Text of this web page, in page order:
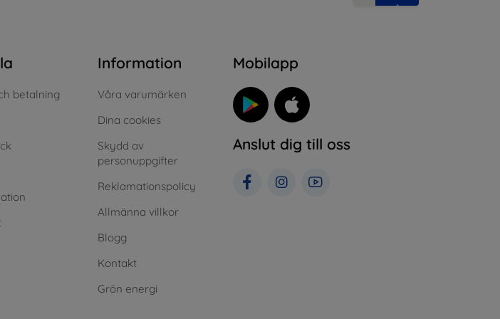
betalning
Information
Våra varumärken
Dina cookies
Skydd av
personuppgifter
Reklamationspolicy
Allmänna villkor
Blogg
Kontakt
Grön energi
Mobilapp
Anslut dig till oss